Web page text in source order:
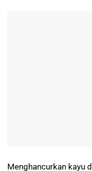
Menghancurkan kayu